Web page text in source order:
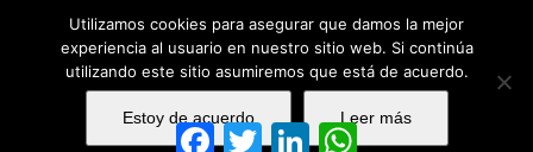
Mobile: 609121715
Email:ironsport3c@gmail.com
Facebook
TwitterLinkedIn
WhatsApp
Utilizamos cookies para asegurar que damos la mejor
experiencia al usuario en nuestro sitio web. Si continúa
utilizando este sitio asumiremos que está de acuerdo.
Estoy de acuerdo Leer más